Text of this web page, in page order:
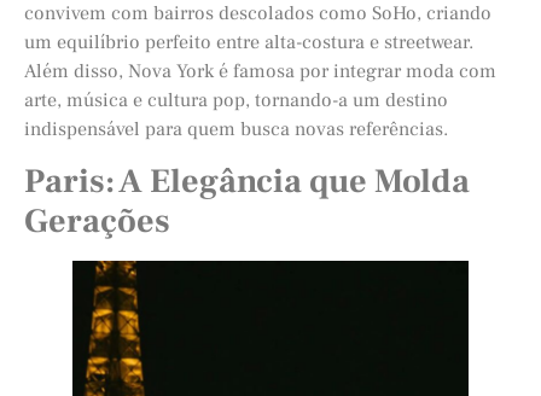
convivem com bairros descolados como SoHo, criando
um equilíbrio perfeito entre alta-costura e streetwear.
Além disso, Nova York é famosa por integrar moda com
arte, música e cultura pop, tornando-a um destino
indispensável para quem busca novas referências.
Paris: A Elegância que Molda
Gerações